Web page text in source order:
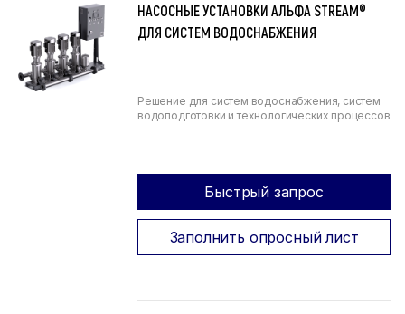
НАСОСНЫЕ УСТАНОВКИ АЛЬФА STREAM®
ДЛЯ СИСТЕМ ВОДОСНАБЖЕНИЯ
Решение для систем водоснабжения, систем
водоподготовки и технологических процессов
Быстрый запрос
Заполнить опросный лист